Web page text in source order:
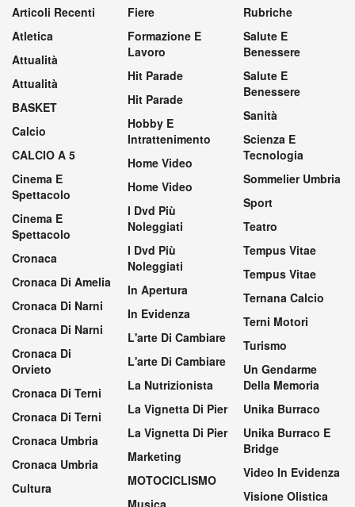
Articoli Recenti
Atletica
Attualità
Attualità
BASKET
Calcio
CALCIO A 5
Cinema E
Spettacolo
Cinema E
Spettacolo
Cronaca
Cronaca Di Amelia
Cronaca Di Narni
Cronaca Di Narni
Cronaca Di
Orvieto
Cronaca Di Terni
Cronaca Di Terni
Cronaca Umbria
Cronaca Umbria
Cultura
Fiere
Formazione E
Lavoro
Hit Parade
Hit Parade
Hobby E
Intrattenimento
Home Video
Home Video
I Dvd Più
Noleggiati
I Dvd Più
Noleggiati
In Apertura
In Evidenza
L'arte Di Cambiare
L'arte Di Cambiare
La Nutrizionista
La Vignetta Di Pier
La Vignetta Di Pier
Marketing
MOTOCICLISMO
Musica
Rubriche
Salute E
Benessere
Salute E
Benessere
Sanità
Scienza E
Tecnologia
Sommelier Umbria
Sport
Teatro
Tempus Vitae
Tempus Vitae
Ternana Calcio
Terni Motori
Turismo
Un Gendarme
Della Memoria
Unika Burraco
Unika Burraco E
Bridge
Video In Evidenza
Visione Olistica